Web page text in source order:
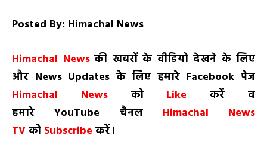
Posted By: Himachal News
Himachal News की खबरों के वीडियो देखने के लिए
और News Updates के लिए हमारेFacebookपेज
Himachal Newsको Likeकरें व
हमारे YouTube चैनल
Himachal News
TVको Subscribe करें।